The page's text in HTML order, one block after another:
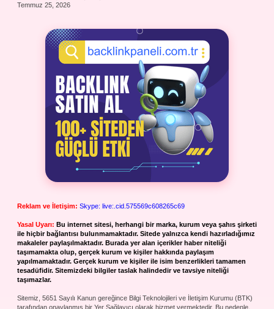
Temmuz 25, 2026
Reklam ve İletişim: Skype: live:.cid.575569c608265c69
Yasal Uyarı: Bu internet sitesi, herhangi bir marka, kurum veya şahıs şirketi
ile hiçbir bağlantısı bulunmamaktadır. Sitede yalnızca kendi hazırladığımız
makaleler paylaşılmaktadır. Burada yer alan içerikler haber niteliği
taşımamakta olup, gerçek kurum ve kişiler hakkında paylaşım
yapılmamaktadır. Gerçek kurum ve kişiler ile isim benzerlikleri tamamen
tesadüfidir. Sitemizdeki bilgiler taslak halindedir ve tavsiye niteliği
taşımazlar.
Sitemiz, 5651 Sayılı Kanun gereğince Bilgi Teknolojileri ve İletişim Kurumu (BTK)
tarafından onaylanmış bir Yer Sağlayıcı olarak hizmet vermektedir. Bu nedenle,